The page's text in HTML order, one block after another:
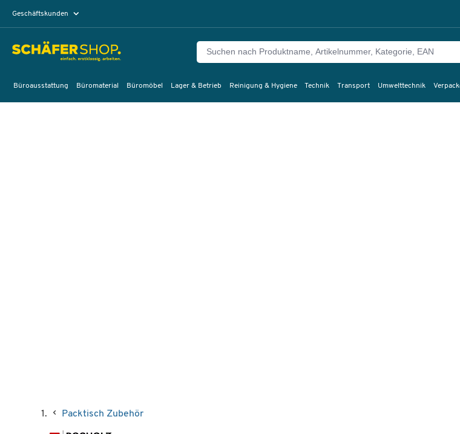
Geschäftskunden
Büroausstattung Büromaterial Büromöbel Lager & Betrieb Reinigung & Hygiene Technik Transport Umwelttechnik
Packtisch Zubehör